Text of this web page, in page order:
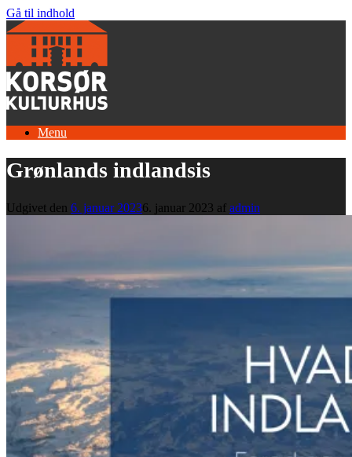
Gå til indhold
Menu
Grønlands indlandsis
Udgivet den 6. januar 20236. januar 2023 af admin